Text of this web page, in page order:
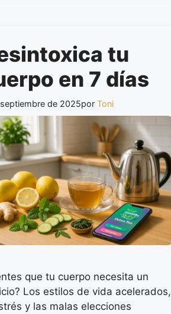
tu
en 7 días
de 2025por Toni
que tu cuerpo necesita un
Los estilos de vida acelerados,
y las malas elecciones